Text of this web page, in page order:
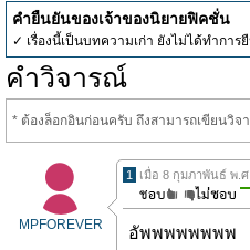
คำยืนยันของเจ้าของนิยายฟิคชั่น
✓ เรื่องนี้เป็นบทความเก่า ยังไม่ได้ทำการ
คำวิจารณ์
* ต้องล็อกอินก่อนครับ ถึงสามารถเขียนวิจ
MPFOREVER
1 เมื่อ 8 กุมภาพันธ์ พ.ศ
อัพพพพพพพพ